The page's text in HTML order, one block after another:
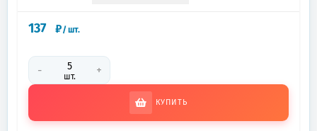
137 ₽/шт.
- шт. +
КУПИТЬ